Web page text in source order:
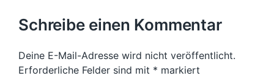
Schreibe einen Kommentar
Deine E-Mail-Adresse wird nicht veröffentlicht.
Erforderliche Felder sind mit * markiert